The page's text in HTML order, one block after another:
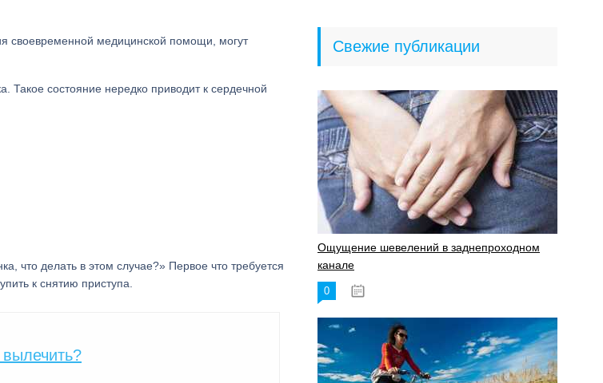
своевременной медицинской помощи, могут
состояние нередко приводит к сердечной
что делать в этом случае?» Первое что требуется
к снятию приступа.
Свежие публикации
Ощущение шевелений в заднепроходном
канале
0